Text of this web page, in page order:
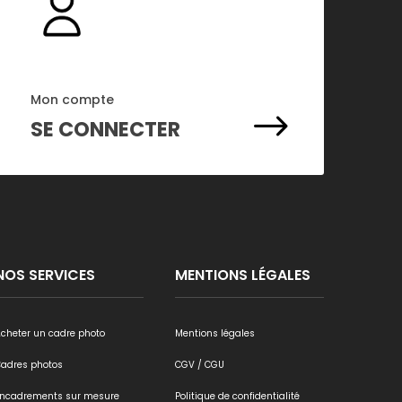
Mon compte
SE CONNECTER $
SERVICES
un cadre photo
photos
sur mesure
MENTIONS LÉGALES
Mentions légales
CGV / CGU
Politique de confidentialité